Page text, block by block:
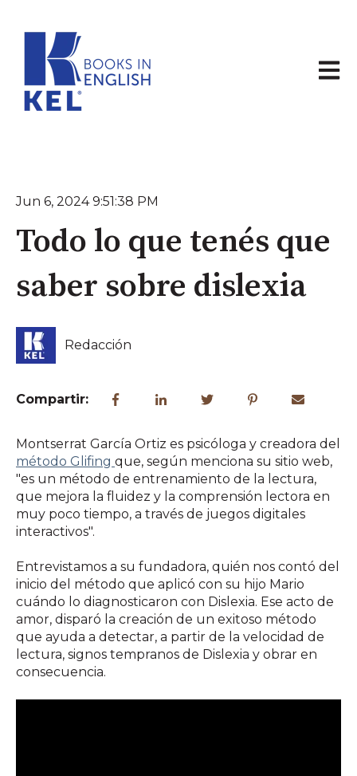
Abrir
Jun 6, 2024 9:51:38 PM
Todo lo que tenés que
saber sobre dislexia
Redacción
Compartir:
Montserrat García Ortiz es psicóloga y creadora del
método Glifing que, según menciona su sitio web,
"es un método de entrenamiento de la lectura,
que mejora la fluidez y la comprensión lectora en
muy poco tiempo, a través de juegos digitales
interactivos".
Entrevistamos a su fundadora, quién nos contó del
inicio del método que aplicó con su hijo Mario
cuándo lo diagnosticaron con Dislexia. Ese acto de
amor, disparó la creación de un exitoso método
que ayuda a detectar, a partir de la velocidad de
lectura, signos tempranos de Dislexia y obrar en
consecuencia.